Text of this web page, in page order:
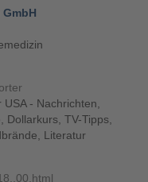
- Nachrichten,
TV-Tipps,
Literatur